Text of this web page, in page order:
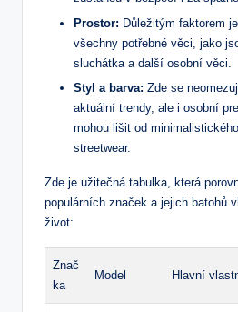
Prostor: Důležitým faktorem
všechny potřebné věci, jako
sluchátka a další osobní věci.
Styl a barva: Zde se
aktuální trendy, ale i osobní
mohou lišit od
streetwear.
Zde je užitečná tabulka, která
populárních značek a jejich batohů
život:
Znač
ka
Model Hlavní